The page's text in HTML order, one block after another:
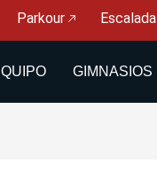
Parkour Escalada
GIMNASIOS